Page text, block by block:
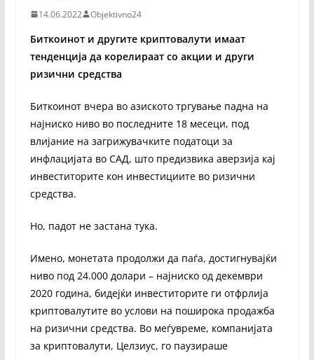
14.06.2022 Objektivno24
Биткоинот и другите криптовалути имаат
тенденција да корелираат со акции и други
ризични средства
Биткоинот вчера во азиското тргување падна на
најниско ниво во последните 18 месеци, под
влијание на загрижувачките податоци за
инфлацијата во САД, што предизвика аверзија кај
инвеститорите кон инвестициите во ризични
средства.
Но, падот не застана тука.
Имено, монетата продолжи да паѓа, достигнувајќи
ниво под 24.000 долари – најниско од декември
2020 година, бидејќи инвеститорите ги отфрлија
криптовалутите во услови на поширока продажба
на ризични средства. Во меѓувреме, компанијата
за криптовалути, Целзиус, го паузираше